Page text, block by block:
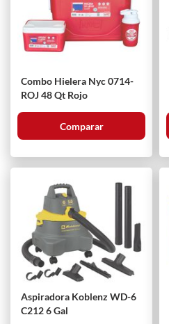
Combo Hielera Nyc 0714-
ROJ 48 Qt Rojo
Comparar
Aspiradora Koblenz WD-6
C212 6 Gal